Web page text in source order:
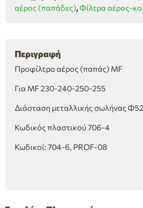
ποσότητα
αέρος (παπάδες),Φίλτρα αέρος-
Περιγραφή
Προφίλτρο αέρος (παπάς) MF
Για MF 230-240-250-255
Διάσταση μεταλλικής σωλήνας Φ52
Κωδικός πλαστικού 706-4
Κωδικοί: 704-6, PROF-08